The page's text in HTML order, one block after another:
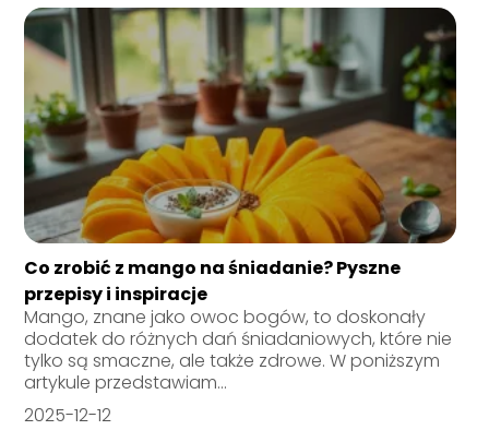
Co zrobić z mango na śniadanie? Pyszne
przepisy i inspiracje
Mango, znane jako owoc bogów, to doskonały
dodatek do różnych dań śniadaniowych, które nie
tylko są smaczne, ale także zdrowe. W poniższym
artykule przedstawiam...
2025-12-12